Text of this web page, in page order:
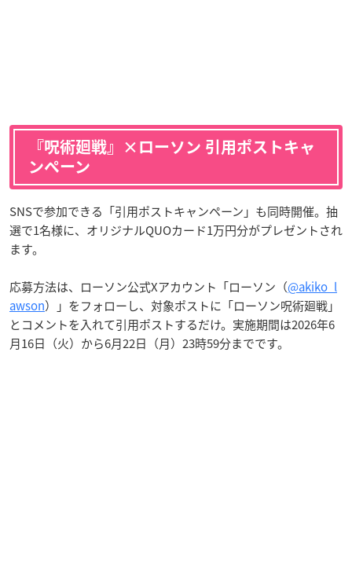
『呪術廻戦』×ローソン 引用ポストキャ
ンペーン
SNSで参加できる「引用ポストキャンペーン」も同時開催。抽
選で1名様に、オリジナルQUOカード1万円分がプレゼントされ
ます。
応募方法は、ローソン公式Xアカウント「ローソン（@akiko_l
awson）」をフォローし、対象ポストに「ローソン呪術廻戦」
とコメントを入れて引用ポストするだけ。実施期間は2026年6
月16日（火）から6月22日（月）23時59分までです。